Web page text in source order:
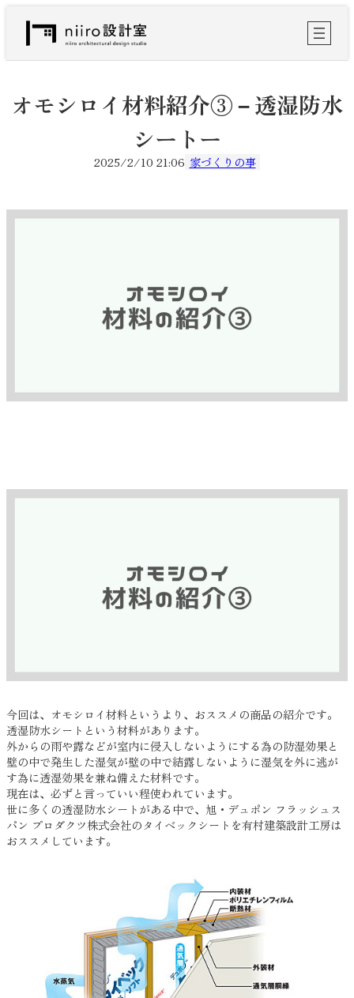
ス
プオモシロイ材料紹介③－透湿防水
シートー
2025/2/10 21:06 家づくりの事
今回は、オモシロイ材料というより、おススメの商品の紹介です。
透湿防水シートという材料があります。
外からの雨や露などが室内に侵入しないようにする為の防湿効果と
壁の中で発生した湿気が壁の中で結露しないように湿気を外に逃が
す為に透湿効果を兼ね備えた材料です。
現在は、必ずと言っていい程使われています。
世に多くの透湿防水シートがある中で、旭・デュポン フラッシュス
パン プロダクツ株式会社のタイベックシートを有村建築設計工房は
おススメしています。